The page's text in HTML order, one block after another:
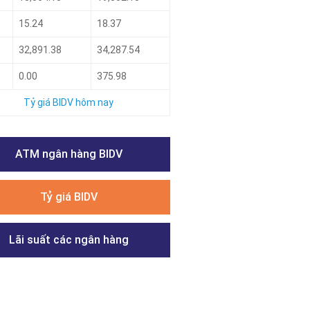
15.24 18.37
32,891.38 34,287.54
0.00 375.98
Tỷ giá BIDV hôm nay
ATM ngân hàng BIDV
Tỷ giá BIDV
Lãi suất các ngân hàng